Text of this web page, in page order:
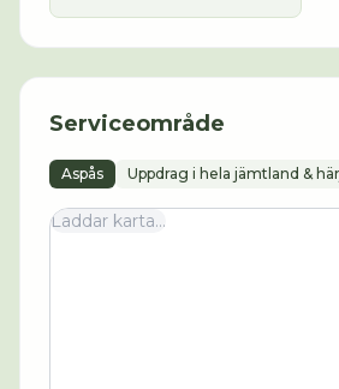
Serviceområde
Aspås Uppdrag i hela jämtland &
Laddar karta...